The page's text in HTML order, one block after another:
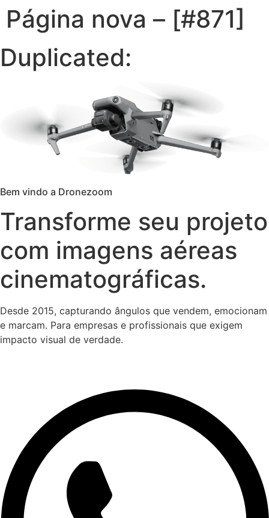
Página nova – [#871]
Duplicated:
Bem vindo a Dronezoom
Transforme seu projeto
com imagens aéreas
cinematográficas.
Desde 2015, capturando ângulos que vendem, emocionam
e marcam. Para empresas e profissionais que exigem
impacto visual de verdade.